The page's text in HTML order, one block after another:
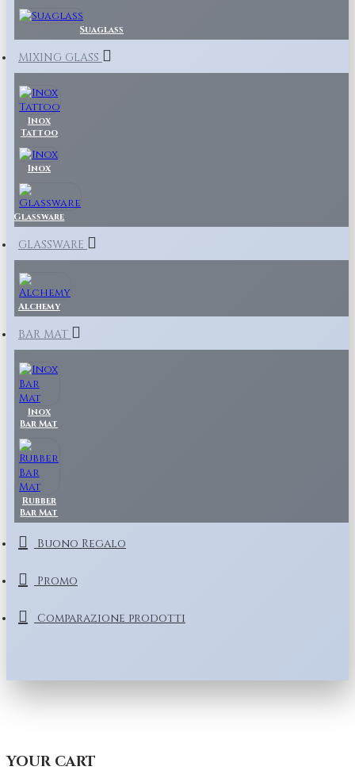
Suaglass
MIXING GLASS
Inox
Tattoo
Inox
Glassware
GLASSWARE
Alchemy
BAR MAT
Inox
Bar Mat
Rubber
Bar Mat
Buono Regalo
Promo
Comparazione prodotti
YOUR CART